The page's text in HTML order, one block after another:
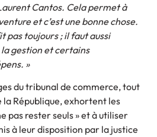
Cantos. Cela permet à
et c’est une bonne chose.
pas toujours ; il faut aussi
gestion et certains
»
du tribunal de commerce, tout
République, exhortent les
pas rester seuls » et à utiliser
à leur disposition par la justice